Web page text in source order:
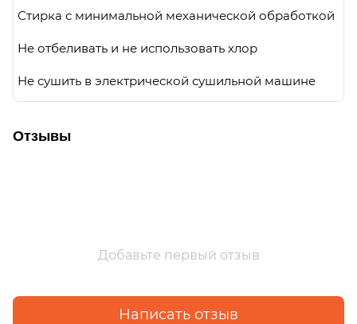
Стирка с минимальной механической обработкой
Не отбеливать и не использовать хлор
Не сушить в электрической сушильной машине
Отзывы
Добавьте первый отзыв
Написать отзыв